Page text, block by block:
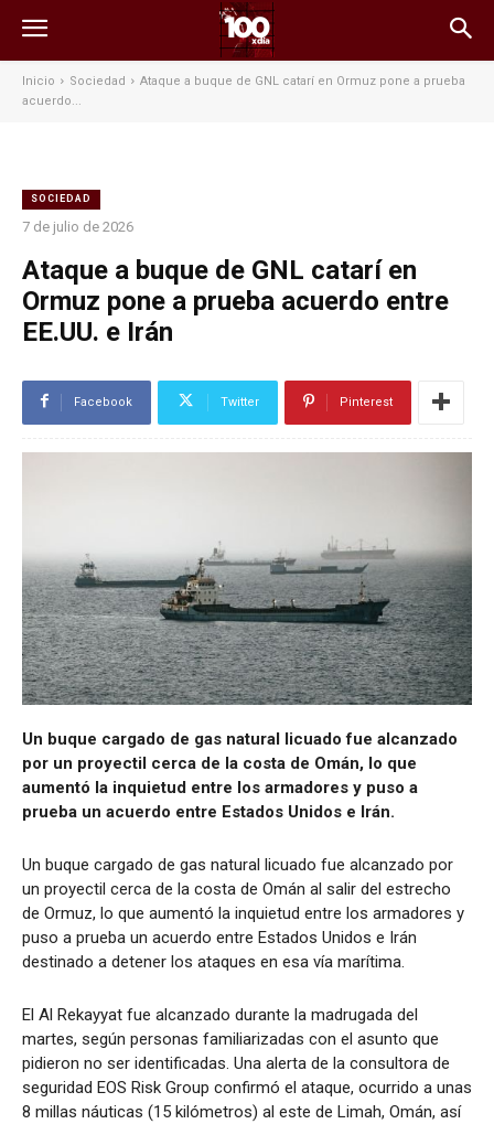
Inicio Sociedad
Ataque a buque de GNL catarí en Ormuz pone a prueba
acuerdo...
SOCIEDAD
7 de julio de 2026
Ataque a buque de GNL catarí en
Ormuz pone a prueba acuerdo entre
EE.UU. e Irán
Facebook Twitter Pinterest
Un buque cargado de gas natural licuado fue alcanzado
por un proyectil cerca de la costa de Omán, lo que
aumentó la inquietud entre los armadores y puso a
prueba un acuerdo entre Estados Unidos e Irán.
Un buque cargado de gas natural licuado fue alcanzado por
un proyectil cerca de la costa de Omán al salir del estrecho
de Ormuz, lo que aumentó la inquietud entre los armadores y
puso a prueba un acuerdo entre Estados Unidos e Irán
destinado a detener los ataques en esa vía marítima.
El Al Rekayyat fue alcanzado durante la madrugada del
martes, según personas familiarizadas con el asunto que
pidieron no ser identificadas. Una alerta de la consultora de
seguridad EOS Risk Group confirmó el ataque, ocurrido a unas
8 millas náuticas (15 kilómetros) al este de Limah, Omán, así